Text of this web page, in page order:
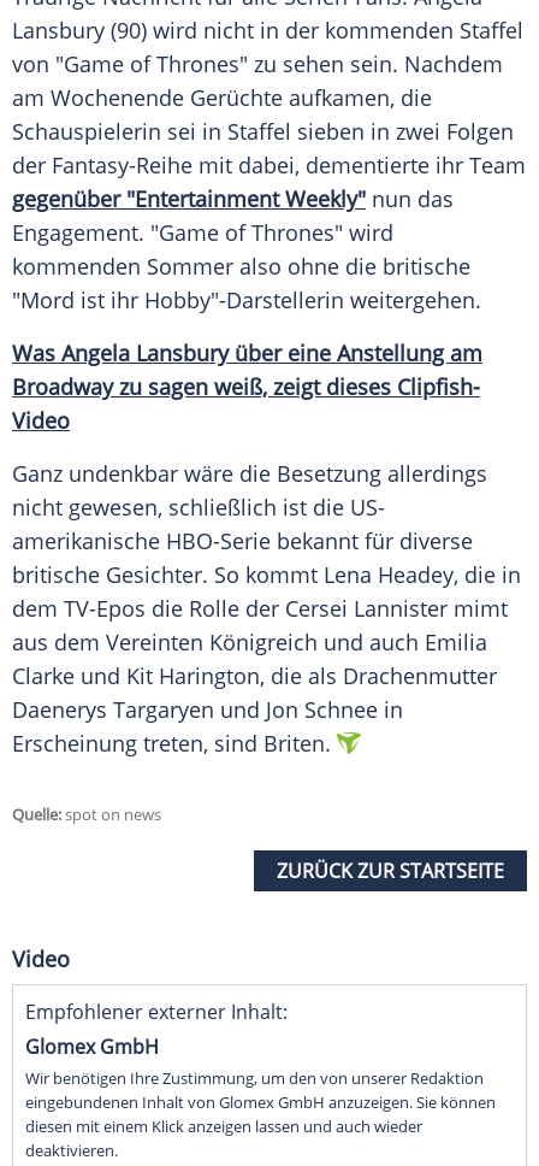
Lansbury (90) wird nicht in der kommenden Staffel
von "Game of Thrones" zu sehen sein. Nachdem
am Wochenende Gerüchte aufkamen, die
Schauspielerin sei in Staffel sieben in zwei Folgen
der Fantasy-Reihe mit dabei, dementierte ihr Team
gegenüber "Entertainment Weekly" nun das
Engagement. "Game of Thrones" wird
kommenden Sommer also ohne die britische
"Mord ist ihr Hobby"-Darstellerin weitergehen.
Was Angela Lansbury über eine Anstellung am
Broadway zu sagen weiß, zeigt dieses Clipfish-
Video
Ganz undenkbar wäre die Besetzung allerdings
nicht gewesen, schließlich ist die US-
amerikanische HBO-Serie bekannt für diverse
britische Gesichter. So kommt Lena Headey, die in
dem TV-Epos die Rolle der Cersei Lannister mimt
aus dem Vereinten Königreich und auch Emilia
Clarke und Kit Harington, die als Drachenmutter
Daenerys Targaryen und Jon Schnee in
Erscheinung treten, sind Briten.
Quelle:spot on news
ZURÜCK ZUR STARTSEITE
Video
Empfohlener externer Inhalt:
Glomex GmbH
Wir benötigen Ihre Zustimmung, um den von unserer Redaktion
eingebundenen Inhalt von Glomex GmbH anzuzeigen. Sie können
diesen mit einem Klick anzeigen lassen und auch wieder
deaktivieren.